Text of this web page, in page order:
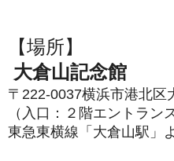
【場所】
大倉山記念館
〒222-0037横浜市港北区
（入口： ２階エントラン
東急東横線「大倉山駅」